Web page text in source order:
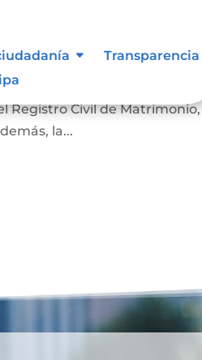
Transparencia
Sirve para que la
Registro Civil de Matrimonio,
la...